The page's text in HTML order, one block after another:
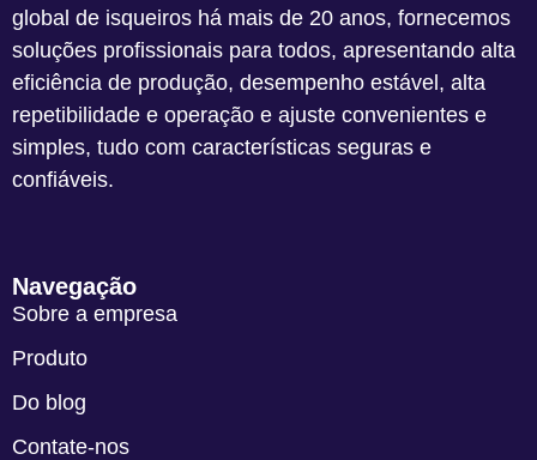
global de isqueiros há mais de 20 anos, fornecemos
soluções profissionais para todos, apresentando alta
eficiência de produção, desempenho estável, alta
repetibilidade e operação e ajuste convenientes e
simples, tudo com características seguras e
confiáveis.
Navegação
Sobre a empresa
Produto
Do blog
Contate-nos